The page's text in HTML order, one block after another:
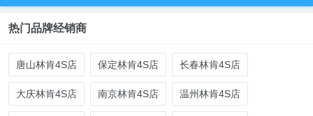
热门品牌经销商
唐山林肯4S店 保定林肯4S店 长春林肯4S店
大庆林肯4S店 南京林肯4S店 温州林肯4S店